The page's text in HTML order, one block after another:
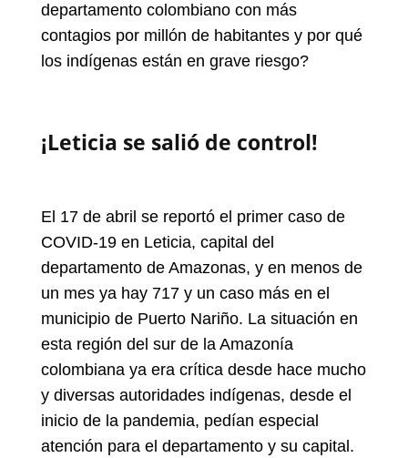
departamento colombiano con más
contagios por millón de habitantes y por qué
los indígenas están en grave riesgo?
¡Leticia se salió de control!
El 17 de abril se reportó el primer caso de
COVID-19 en Leticia, capital del
departamento de Amazonas, y en menos de
un mes ya hay 717 y un caso más en el
municipio de Puerto Nariño. La situación en
esta región del sur de la Amazonía
colombiana ya era crítica desde hace mucho
y diversas autoridades indígenas, desde el
inicio de la pandemia, pedían especial
atención para el departamento y su capital.